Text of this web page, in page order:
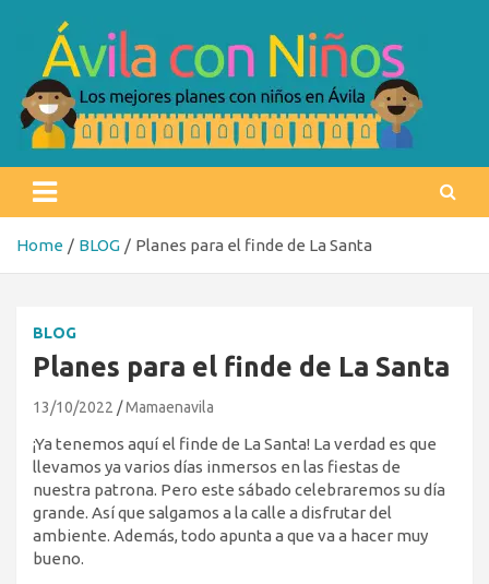
content
Ávila con niños
Home BLOG Planes para el finde de La Santa
BLOG
Planes para el finde de La Santa
13/10/2022 Mamaenavila
¡Ya tenemos aquí el finde de La Santa! La verdad es que
llevamos ya varios días inmersos en las fiestas de
nuestra patrona. Pero este sábado celebraremos su día
grande. Así que salgamos a la calle a disfrutar del
ambiente. Además, todo apunta a que va a hacer muy
bueno.